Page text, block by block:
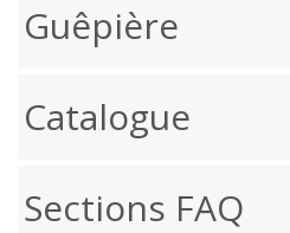
Guêpière
Catalogue
Sections FAQ